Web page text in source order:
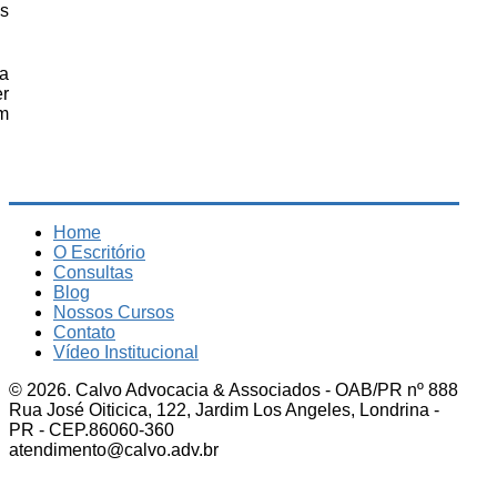
Home
O Escritório
Consultas
Blog
Nossos Cursos
Contato
Vídeo Institucional
© 2026. Calvo Advocacia & Associados - OAB/PR nº 888
Rua José Oiticica, 122, Jardim Los Angeles, Londrina -
PR - CEP.86060-360
atendimento@calvo.adv.br